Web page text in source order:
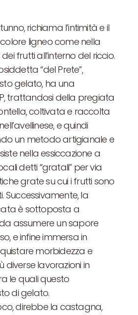
richiama l’intimità e il
ligneo come nella
frutti all’interno del riccio.
“del Prete”,
gelato, ha una
trattandosi della pregiata
coltivata e raccolta
e quindi
un metodo artigianale e
nella essiccazione a
detti “gratali” per via
grate su cui i frutti sono
Successivamente, la
è sottoposta a
assumere un sapore
e infine immersa in
morbidezza e
diverse lavorazioni in
le quali questo
di gelato.
direbbe la castagna,